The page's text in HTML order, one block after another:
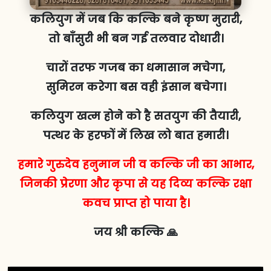
कलियुग में जब कि कल्कि बने कृष्ण मुरारी,
तो बाँसुरी भी बन गई तलवार दोधारी।
चारों तरफ गजब का धमासान मचेगा,
सुमिरन करेगा बस वही इंसान बचेगा।
कलियुग खत्म होने को है सतयुग की तैयारी,
पत्थर के हरफों में लिख लो बात हमारी।
हमारे गुरुदेव हनुमान जी व कल्कि जी का आभार,
जिनकी प्रेरणा और कृपा से यह दिव्य कल्कि रक्षा
कवच प्राप्त हो पाया है।
जय श्री कल्कि 🙏